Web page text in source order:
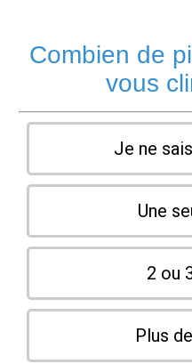
Combien de
vous
Je ne
Une
2 ou
Plus